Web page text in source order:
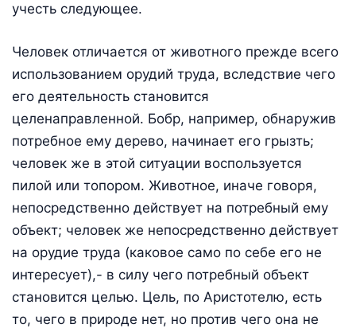
учесть следующее.
Человек отличается от животного прежде всего
использованием орудий труда, вследствие чего
его деятельность становится
целенаправленной. Бобр, например, обнаружив
потребное ему дерево, начинает его грызть;
человек же в этой ситуации воспользуется
пилой или топором. Животное, иначе говоря,
непосредственно действует на потребный ему
объект; человек же непосредственно действует
на орудие труда (каковое само по себе его не
интересует),- в силу чего потребный объект
становится целью. Цель, по Аристотелю, есть
то, чего в природе нет, но против чего она не